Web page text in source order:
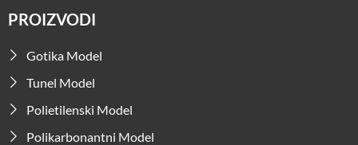
PROIZVODI
Gotika Model
Tunel Model
Polietilenski Model
Polikarbonantni Model